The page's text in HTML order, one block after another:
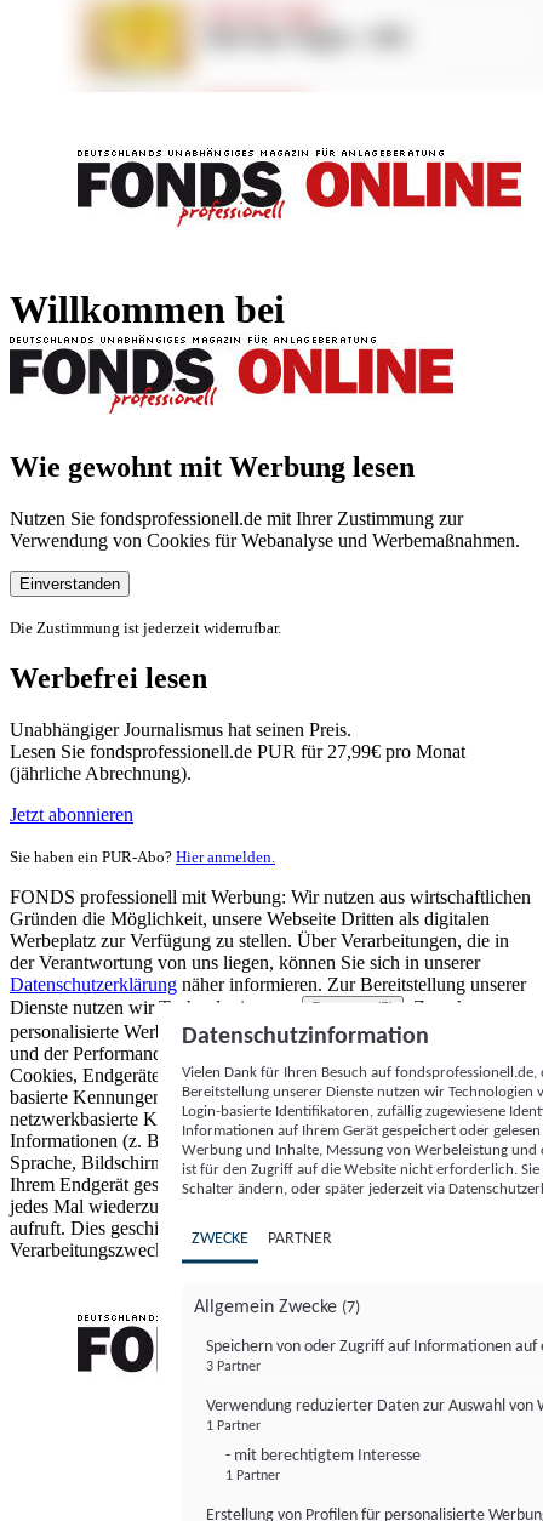
Willkommen bei
Wie gewohnt mit Werbung lesen
Nutzen Sie fondsprofessionell.de mit Ihrer Zustimmung zur
Verwendung von Cookies für Webanalyse und Werbemaßnahmen.
Einverstanden
Die Zustimmung ist jederzeit widerrufbar.
Werbefrei lesen
Unabhängiger Journalismus hat seinen Preis.
Lesen Sie fondsprofessionell.de PUR für 27,99€ pro Monat
(jährliche Abrechnung).
Jetzt abonnieren
Sie haben ein PUR-Abo? Hier anmelden.
FONDS professionell mit Werbung: Wir nutzen aus wirtschaftlichen
Gründen die Möglichkeit, unsere Webseite Dritten als digitalen
Werbeplatz zur Verfügung zu stellen. Über Verarbeitungen, die in
der Verantwortung von uns liegen, können Sie sich in unserer
Datenschutzerklärung näher informieren. Zur Bereitstellung unserer
Dienste nutzen wir Technologien von
Partnern (5)
. Zwecke:
personalisierte Werbung und Inhalte, Messung von Werbeleistung
und der Performance von Inhalten sowie Zielgruppenforschung.
Cookies, Endgeräte- oder ähnliche Online-Kennungen (z. B. login-
basierte Kennungen, zufällig generierte Kennungen,
netzwerkbasierte Kennungen) können zusammen mit anderen
Informationen (z. B. Browsertyp und Browserinformationen,
Sprache, Bildschirmgröße, unterstützte Technologien usw.) auf
Ihrem Endgerät gespeichert oder von dort ausgelesen werden, um es
jedes Mal wiederzuerkennen, wenn es eine App oder einer Webseite
aufruft. Dies geschieht für einen oder mehrere der hier aufgeführten
Verarbeitungszwecke.
Datenschutzinformation
Vielen Dank für Ihren Besuch auf
Bereitstellung unserer Dienste nutzen wir Technologien
Login-basierte Identifikatoren, zufällig zugewiesene
Informationen auf Ihrem Gerät gespeichert oder
Werbung und Inhalte, Messung von Werbeleistung
ist für den Zugriff auf die Website nicht erforderlich.
Schalter ändern, oder später jederzeit via
ZWECKE PARTNER
Allgemein Zwecke (7)
Speichern von oder Zugriff auf Informationen auf
3 Partner
Verwendung reduzierter Daten zur Auswahl von
1 Partner
- mit berechtigtem Interesse
1 Partner
Erstellung von Profilen für personalisierte
FONDS professionell